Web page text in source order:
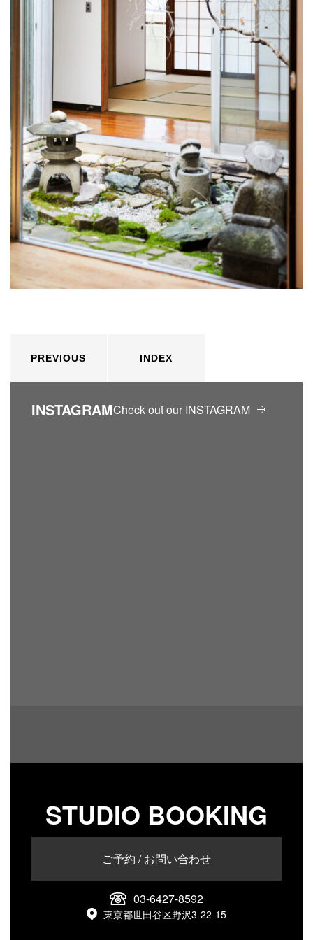
PREVIOUS INDEX
INSTAGRAMCheck out our INSTAGRAM
STUDIO BOOKING
ご予約 / お問い合わせ
03-6427-8592
東京都世田谷区野沢3-22-15